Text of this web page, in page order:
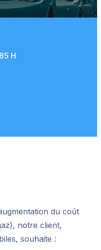
H
du coût
notre client,
souhaite :